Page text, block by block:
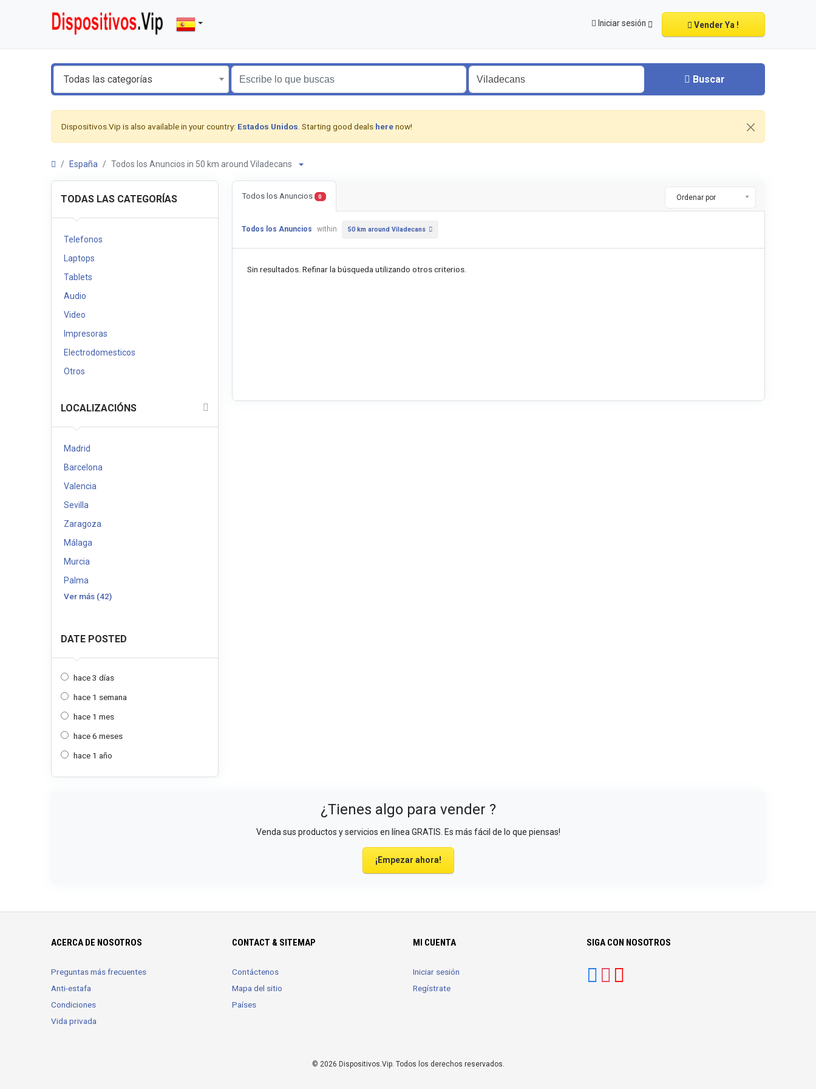
Iniciar sesión Vender Ya !
Todas las categorías Buscar
Dispositivos.Vip is also available in your country: Estados Unidos . Starting good deals herenow!
España Todos los Anuncios in 50 km around Viladecans
TODAS LAS CATEGORÍAS
Telefonos
Laptops
Tablets
Audio
Video
Impresoras
Electrodomesticos
Otros
LOCALIZACIÓNS
Madrid
Barcelona
Valencia
Sevilla
Zaragoza
Málaga
Murcia
Palma
Ver más (42)
DATE POSTED
hace 3 días
hace 1 semana
hace 1 mes
hace 6 meses
hace 1 año
Todos los Anuncios 0 Ordenar por
Todos los Anuncios within 50 km around Viladecans
Sin resultados. Refinar la búsqueda utilizando otros criterios.
¿Tienes algo para vender ?
Venda sus productos y servicios en línea GRATIS. Es más fácil de lo que piensas!
¡Empezar ahora!
ACERCA DE NOSOTROS
Preguntas más frecuentes
Anti-estafa
Condiciones
Vida privada
CONTACT & SITEMAP
Contáctenos
Mapa del sitio
Países
MI CUENTA
Iniciar sesión
Regístrate
SIGA CON NOSOTROS
© 2026 Dispositivos.Vip. Todos los derechos reservados.